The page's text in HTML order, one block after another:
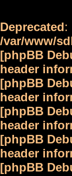
Deprecated:
/var/www/
[phpBB
header
[phpBB
header
[phpBB
header
[phpBB
header
[phpBB